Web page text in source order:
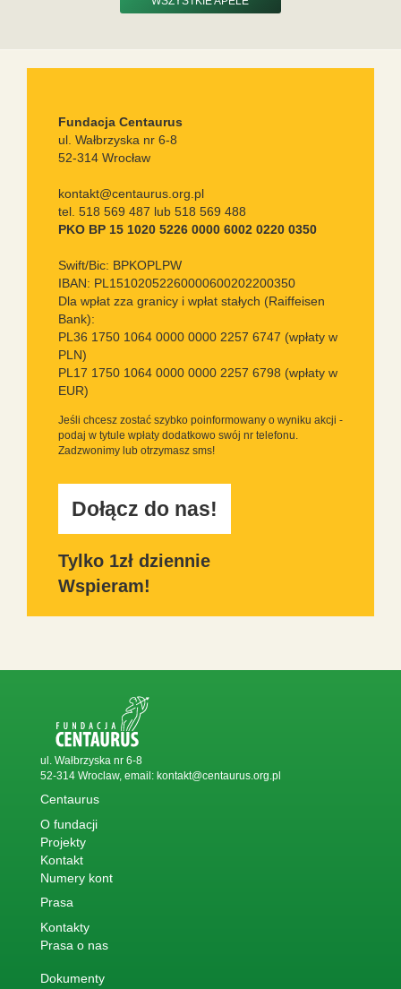
Fundacja Centaurus
ul. Wałbrzyska nr 6-8
52-314 Wrocław
kontakt@centaurus.org.pl
tel. 518 569 487 lub 518 569 488
PKO BP 15 1020 5226 0000 6002 0220 0350
Swift/Bic: BPKOPLPW
IBAN: PL15102052260000600202200350
Dla wpłat zza granicy i wpłat stałych (Raiffeisen
Bank):
PL36 1750 1064 0000 0000 2257 6747 (wpłaty w
PLN)
PL17 1750 1064 0000 0000 2257 6798 (wpłaty w
EUR)
Jeśli chcesz zostać szybko poinformowany o wyniku akcji -
podaj w tytule wpłaty dodatkowo swój nr telefonu.
Zadzwonimy lub otrzymasz sms!
Dołącz do nas!
Tylko 1zł dziennie
Wspieram!
ul. Wałbrzyska nr 6-8
52-314 Wroclaw, email: kontakt@centaurus.org.pl
Centaurus
O fundacji
Projekty
Kontakt
Numery kont
Prasa
Kontakty
Prasa o nas
Dokumenty